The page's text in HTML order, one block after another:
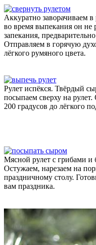
Аккуратно заворачиваем
во время выпекания он не
запекания,
Отправляем в горячую
лёгкого румяного цвета.
Рулет испёкся. Твёрдый
посыпаем сверху на
200 градусов до лёгкого
Мясной рулет с грибами и
Остужаем, нарезаем на
праздничному столу.
вам праздника.